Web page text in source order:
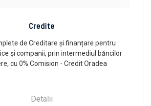
Credite
de Creditare și finanțare pentru
și companii, prin intermediul băncilor
cu 0% Comision - Credit Oradea
Detalii